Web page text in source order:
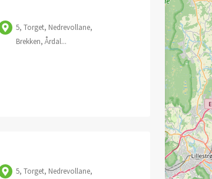
5, Torget, Nedrevollane,
Brekken, Årdal...
5, Torget, Nedrevollane,